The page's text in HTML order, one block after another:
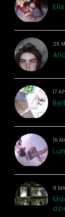
26
17
15
8